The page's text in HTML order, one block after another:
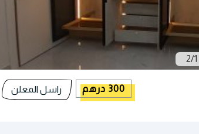
1
/
2
300 درهم راسل المعلن